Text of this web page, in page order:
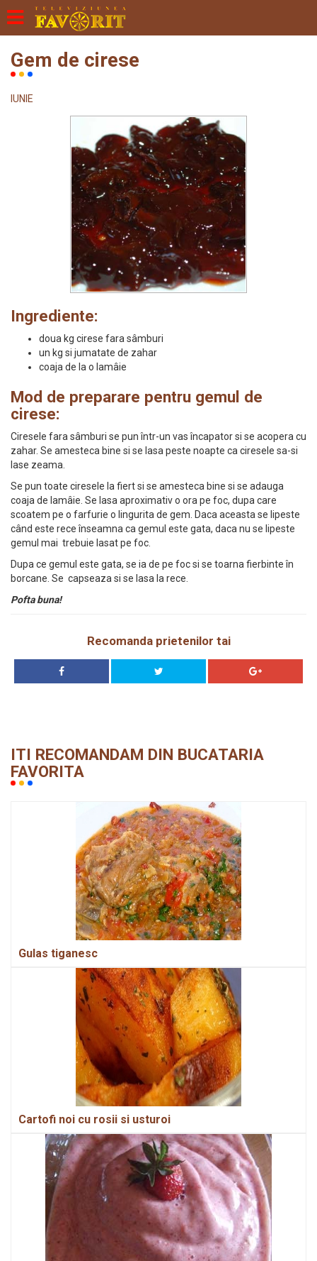
Gem de cirese
IUNIE
Ingrediente:
doua kg cirese fara sâmburi
un kg si jumatate de zahar
coaja de la o lamâie
Mod de preparare pentru gemul de
cirese:
Ciresele fara sâmburi se pun într-un vas încapator si se acopera cu
zahar. Se amesteca bine si se lasa peste noapte ca ciresele sa-si
lase zeama.
Se pun toate ciresele la fiert si se amesteca bine si se adauga
coaja de lamâie. Se lasa aproximativ o ora pe foc, dupa care
scoatem pe o farfurie o lingurita de gem. Daca aceasta se lipeste
când este rece înseamna ca gemul este gata, daca nu se lipeste
gemul mai trebuie lasat pe foc.
Dupa ce gemul este gata, se ia de pe foc si se toarna fierbinte în
borcane. Se capseaza si se lasa la rece.
Pofta buna!
Recomanda prietenilor tai
ITI RECOMANDAM DIN BUCATARIA
FAVORITA
Gulas tiganesc
Cartofi noi cu rosii si usturoi